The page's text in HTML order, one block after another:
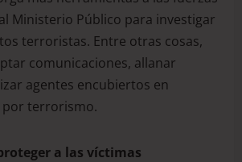
Ministerio Público para investigar
terroristas. Entre otras cosas,
comunicaciones, allanar
agentes encubiertos en
por terrorismo.
a las víctimas